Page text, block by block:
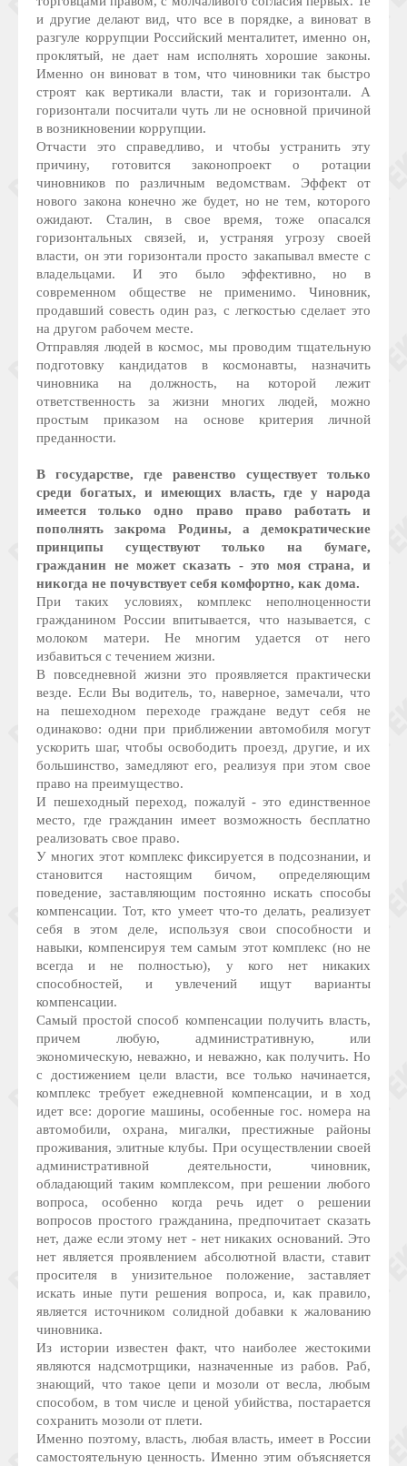
и другие делают вид, что все в порядке, а виноват в
разгуле коррупции Российский менталитет, именно он,
проклятый, не дает нам исполнять хорошие законы.
Именно он виноват в том, что чиновники так быстро
строят как вертикали власти, так и горизонтали. А
горизонтали посчитали чуть ли не основной причиной
в возникновении коррупции.
Отчасти это справедливо, и чтобы устранить эту
причину, готовится законопроект о ротации
чиновников по различным ведомствам. Эффект от
нового закона конечно же будет, но не тем, которого
ожидают. Сталин, в свое время, тоже опасался
горизонтальных связей, и, устраняя угрозу своей
власти, он эти горизонтали просто закапывал вместе с
владельцами. И это было эффективно, но в
современном обществе не применимо. Чиновник,
продавший совесть один раз, с легкостью сделает это
на другом рабочем месте.
Отправляя людей в космос, мы проводим тщательную
подготовку кандидатов в космонавты, назначить
чиновника на должность, на которой лежит
ответственность за жизни многих людей, можно
простым приказом на основе критерия личной
преданности.
В государстве, где равенство существует только
среди богатых, и имеющих власть, где у народа
имеется только одно право право работать и
пополнять закрома Родины, а демократические
принципы существуют только на бумаге,
гражданин не может сказать - это моя страна, и
никогда не почувствует себя комфортно, как дома.
При таких условиях, комплекс неполноценности
гражданином России впитывается, что называется, с
молоком матери. Не многим удается от него
избавиться с течением жизни.
В повседневной жизни это проявляется практически
везде. Если Вы водитель, то, наверное, замечали, что
на пешеходном переходе граждане ведут себя не
одинаково: одни при приближении автомобиля могут
ускорить шаг, чтобы освободить проезд, другие, и их
большинство, замедляют его, реализуя при этом свое
право на преимущество.
И пешеходный переход, пожалуй - это единственное
место, где гражданин имеет возможность бесплатно
реализовать свое право.
У многих этот комплекс фиксируется в подсознании, и
становится настоящим бичом, определяющим
поведение, заставляющим постоянно искать способы
компенсации. Тот, кто умеет что-то делать, реализует
себя в этом деле, используя свои способности и
навыки, компенсируя тем самым этот комплекс (но не
всегда и не полностью), у кого нет никаких
способностей, и увлечений ищут варианты
компенсации.
Самый простой способ компенсации получить власть,
причем любую, административную, или
экономическую, неважно, и неважно, как получить. Но
с достижением цели власти, все только начинается,
комплекс требует ежедневной компенсации, и в ход
идет все: дорогие машины, особенные гос. номера на
автомобили, охрана, мигалки, престижные районы
проживания, элитные клубы. При осуществлении своей
административной деятельности, чиновник,
обладающий таким комплексом, при решении любого
вопроса, особенно когда речь идет о решении
вопросов простого гражданина, предпочитает сказать
нет, даже если этому нет - нет никаких оснований. Это
нет является проявлением абсолютной власти, ставит
просителя в унизительное положение, заставляет
искать иные пути решения вопроса, и, как правило,
является источником солидной добавки к жалованию
чиновника.
Из истории известен факт, что наиболее жестокими
являются надсмотрщики, назначенные из рабов. Раб,
знающий, что такое цепи и мозоли от весла, любым
способом, в том числе и ценой убийства, постарается
сохранить мозоли от плети.
Именно поэтому, власть, любая власть, имеет в России
самостоятельную ценность. Именно этим объясняется